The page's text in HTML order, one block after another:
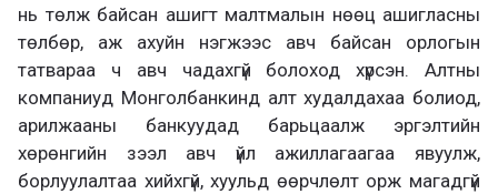
нь төлж байсан ашигт малтмалын нөөц ашигласны
төлбөр, аж ахуйн нэгжээс авч байсан орлогын
татвараа ч авч чадахгүй болоход хүрсэн. Алтны
компаниуд Монголбанкинд алт худалдахаа болиод,
арилжааны банкуудад барьцаалж эргэлтийн
хөрөнгийн зээл авч үйл ажиллагаагаа явуулж,
борлуулалтаа хийхгүй, хуульд өөрчлөлт орж магадгүй